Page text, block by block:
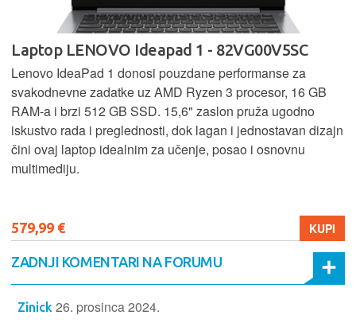
Laptop LENOVO Ideapad 1 - 82VG00V5SC
Lenovo IdeaPad 1 donosi pouzdane performanse za
svakodnevne zadatke uz AMD Ryzen 3 procesor, 16 GB
RAM-a i brzi 512 GB SSD. 15,6" zaslon pruža ugodno
iskustvo rada i preglednosti, dok lagan i jednostavan dizajn
čini ovaj laptop idealnim za učenje, posao i osnovnu
multimediju.
579,99 € KUPI
ZADNJI KOMENTARI NA FORUMU
Zinick 26. prosinca 2024.